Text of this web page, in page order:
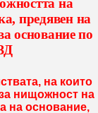
на
предявен на
основание по
на които
нищожност на
на основание,